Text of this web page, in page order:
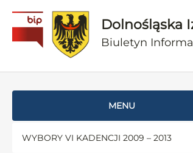
Dolnośląska
Biuletyn
MENU
WYBORY VI KADENCJI 2009 – 2013